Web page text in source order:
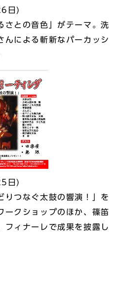
日)
さとの音色」がテーマ。洗
んによる斬新なパーカッシ
日)
つなぐ太鼓の響演！」を
ークショップのほか、篠笛
フィナーレで成果を披露し